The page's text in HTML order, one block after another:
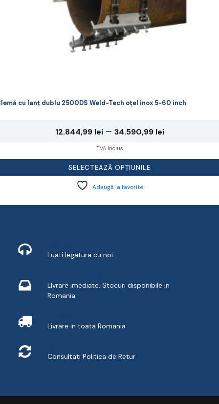
cu lanț dublu 2500DS Weld-Tech oțel inox 5-60 inch
12.844,99 lei – 34.590,99 leiInterval
prețuri:
12.844,99 lei
la
TVA inclus
SELECTEAZĂ OPȚIUNILE
Adaugă la favorite
Luati legatura cu noi
LIvrare imediate. Stocuri disponibile in
Romania
Livrare in toata Romania
Consultati Politica de Retur